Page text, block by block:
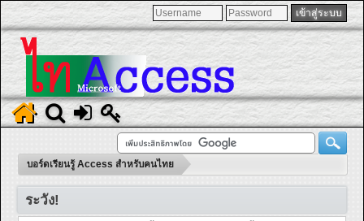
บอร์ดเรียนรู้ Access สำหรับคนไทย
ระวัง!